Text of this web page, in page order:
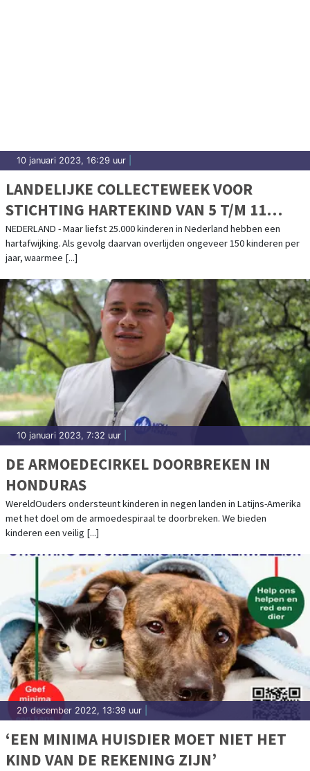
10 januari 2023, 16:29 uur
LANDELIJKE COLLECTEWEEK VOOR
STICHTING HARTEKIND VAN 5 T/M 11
FEBRUARI 2023
NEDERLAND - Maar liefst 25.000 kinderen in Nederland hebben een
hartafwijking. Als gevolg daarvan overlijden ongeveer 150 kinderen per
jaar, waarmee [...]
10 januari 2023, 7:32 uur
DE ARMOEDECIRKEL DOORBREKEN IN
HONDURAS
WereldOuders ondersteunt kinderen in negen landen in Latijns-Amerika
met het doel om de armoedespiraal te doorbreken. We bieden
kinderen een veilig [...]
20 december 2022, 13:39 uur
‘EEN MINIMA HUISDIER MOET NIET HET
KIND VAN DE REKENING ZIJN’